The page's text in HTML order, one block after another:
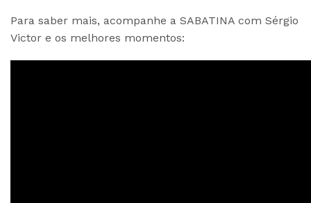
Para saber mais, acompanhe a SABATINA com Sérgio
Victor e os melhores momentos: